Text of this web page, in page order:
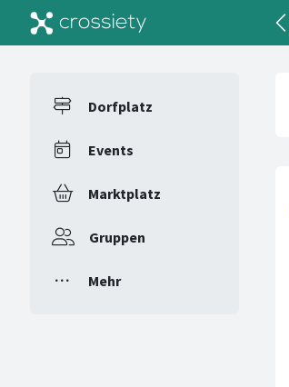
Dorfplatz
Events
Marktplatz
Gruppen
Mehr